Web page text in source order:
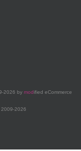
2026 by modified eCommerce
2026